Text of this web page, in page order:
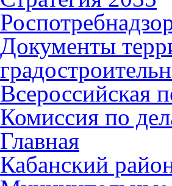
Документы
Всероссийская
Комиссия по
Главная
Кабанский